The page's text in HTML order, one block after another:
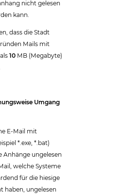
nicht gelesen
kann.
dass die Stadt
Mails mit
10 MB (Megabyte)
Umgang
E-Mail mit
*.exe, *.bat)
Anhänge ungelesen
welche Systeme
für die hiesige
haben, ungelesen